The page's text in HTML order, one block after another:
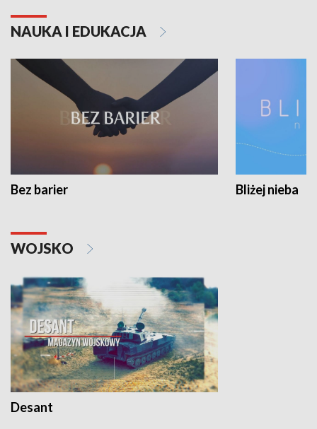
NAUKA I EDUKACJA
Bez barier Bliżej nieba
WOJSKO
Desant